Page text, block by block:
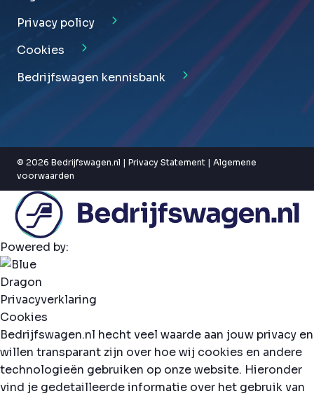
Privacy policy
Cookies
Bedrijfswagen kennisbank
© 2026 Bedrijfswagen.nl | Privacy Statement | Algemene
voorwaarden
Powered by:
Privacyverklaring
Cookies
Bedrijfswagen.nl hecht veel waarde aan jouw privacy en
willen transparant zijn over hoe wij cookies en andere
technologieën gebruiken op onze website. Hieronder
vind je gedetailleerde informatie over het gebruik van